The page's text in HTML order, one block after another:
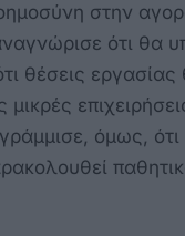
στην
ότι θα
θέσεις
μικρές
όμως, ότι